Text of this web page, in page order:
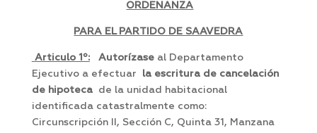
ORDENANZA
PARA EL PARTIDO DE SAAVEDRA
Articulo 1º:Autorízaseal Departamento
Ejecutivo a efectuar la escritura de cancelación
de hipotecade la unidad habitacional
identificada catastralmente como:
Circunscripción II, Sección C, Quinta 31, Manzana